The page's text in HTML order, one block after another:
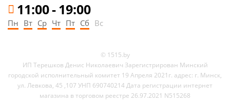
11:00-19:00
Пн Вт Ср Чт Пт Сб Вс
© 1515.by
ИП Терешков Денис Николаевич Зарегистрирован Минский
городской исполнительный комитет 19 Апреля 2021г. адрес: г. Минск,
ул. Левкова, 45 ,107 УНП 690740214 Дата регистрации интернет
магазина в торговом реестре 26.97.2021 N515268